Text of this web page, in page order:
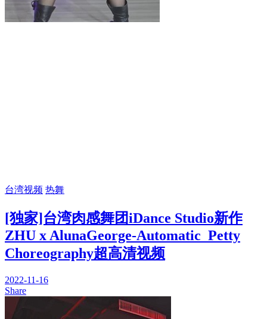
台湾视频 热舞
[独家]台湾肉感舞团iDance Studio新作
ZHU x AlunaGeorge-Automatic_Petty
Choreography超高清视频
2022-11-16
Share